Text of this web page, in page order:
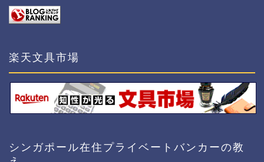
楽天文具市場
シンガポール在住プライベートバンカーの教